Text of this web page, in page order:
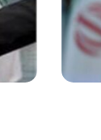
النص
لمذكرة
التفاهم
بين